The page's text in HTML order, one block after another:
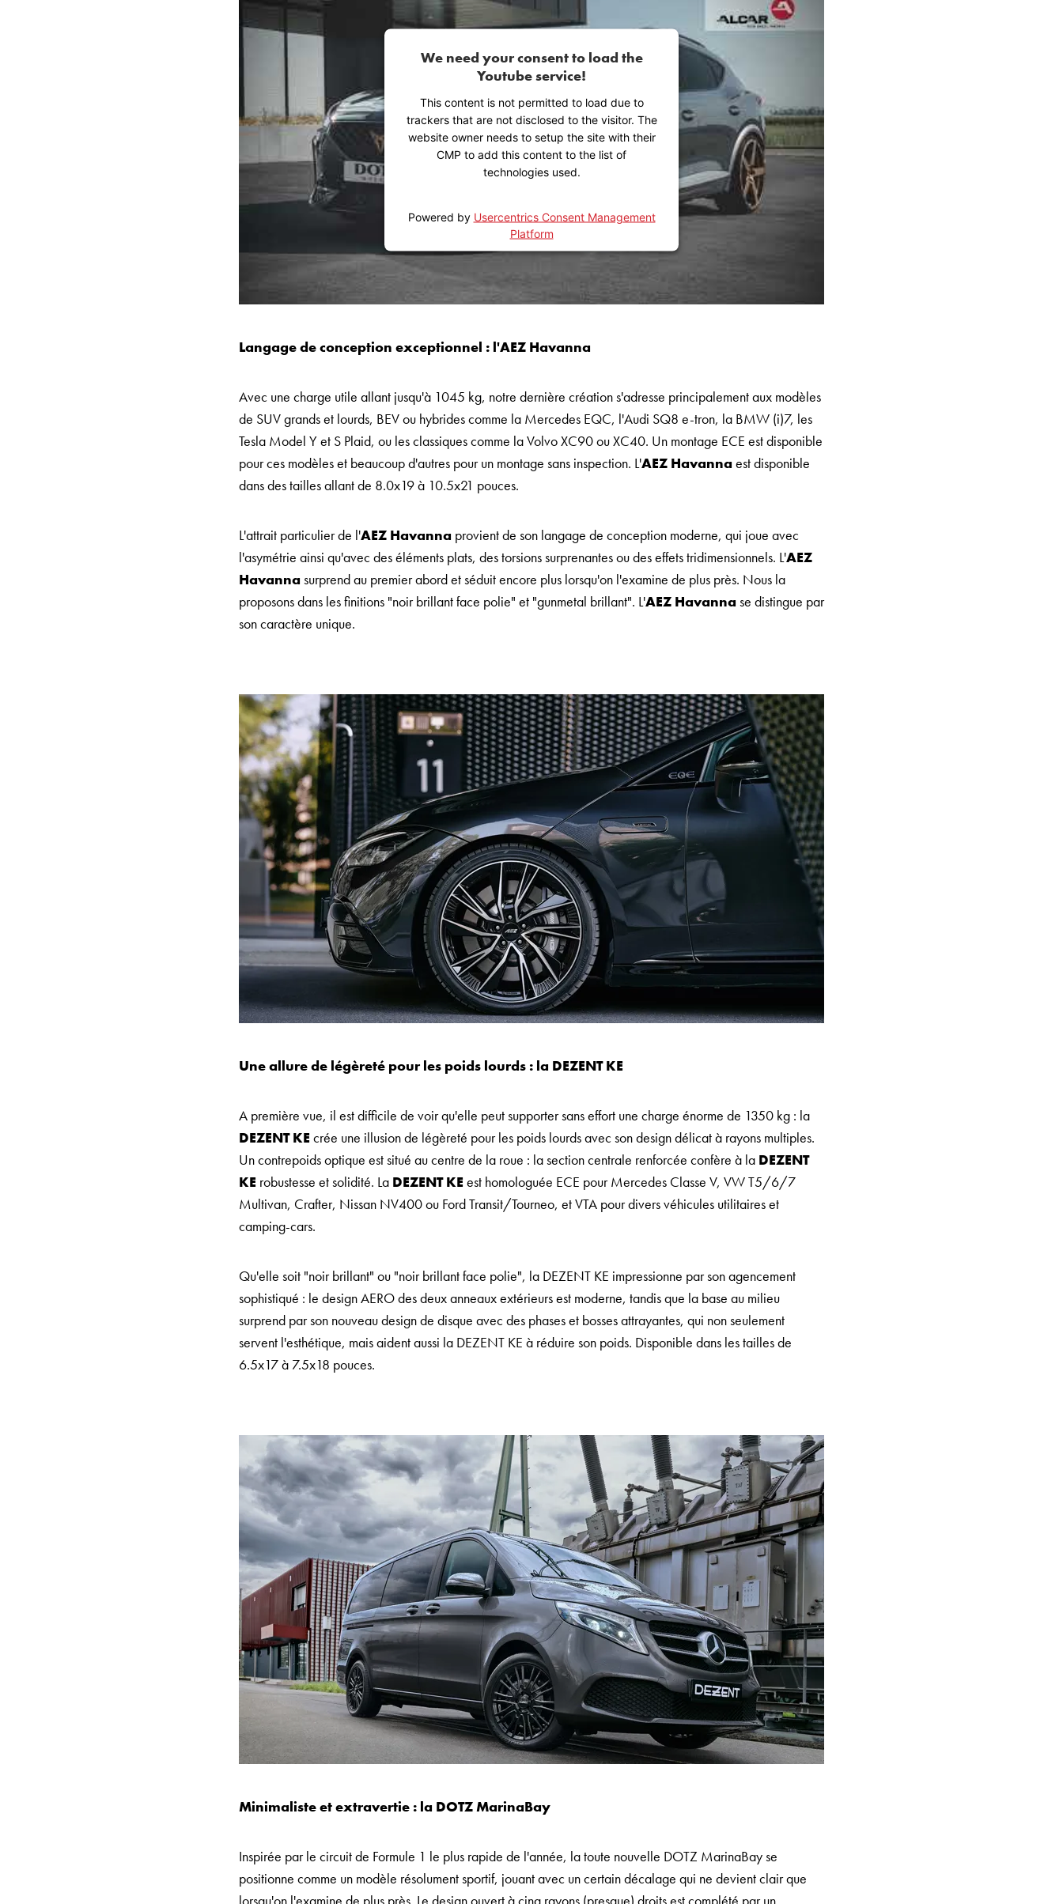
We need your consent to load the
Youtube service!
This content is not permitted to load due to
trackers that are not disclosed to the visitor. The
website owner needs to setup the site with their
CMP to add this content to the list of
technologies used.
Powered by Usercentrics Consent Management
Platform
Langage de conception exceptionnel : l'AEZ Havanna
Avec une charge utile allant jusqu'à 1045 kg, notre dernière création s'adresse principalement aux modèles
de SUV grands et lourds, BEV ou hybrides comme la Mercedes EQC, l'Audi SQ8 e-tron, la BMW (i)7, les
Tesla Model Y et S Plaid, ou les classiques comme la Volvo XC90 ou XC40. Un montage ECE est disponible
pour ces modèles et beaucoup d'autres pour un montage sans inspection. L'AEZ Havannaest disponible
dans des tailles allant de 8.0x19 à 10.5x21 pouces.
L'attrait particulier de l'AEZ Havanna provient de son langage de conception moderne, qui joue avec
l'asymétrie ainsi qu'avec des éléments plats, des torsions surprenantes ou des effets tridimensionnels. L'AEZ
Havannasurprend au premier abord et séduit encore plus lorsqu'on l'examine de plus près. Nous la
proposons dans les finitions "noir brillant face polie" et "gunmetal brillant". L'AEZ Havannase distingue par
son caractère unique.
Une allure de légèreté pour les poids lourds : la DEZENT KE
A première vue, il est difficile de voir qu'elle peut supporter sans effort une charge énorme de 1350 kg : la
DEZENT KE crée une illusion de légèreté pour les poids lourds avec son design délicat à rayons multiples.
Un contrepoids optique est situé au centre de la roue : la section centrale renforcée confère à la DEZENT
KE robustesse et solidité. La DEZENT KE est homologuée ECE pour Mercedes Classe V, VW T5/6/7
Multivan, Crafter, Nissan NV400 ou Ford Transit/Tourneo, et VTA pour divers véhicules utilitaires et
camping-cars.
Qu'elle soit "noir brillant" ou "noir brillant face polie", la DEZENT KE impressionne par son agencement
sophistiqué : le design AERO des deux anneaux extérieurs est moderne, tandis que la base au milieu
surprend par son nouveau design de disque avec des phases et bosses attrayantes, qui non seulement
servent l'esthétique, mais aident aussi la DEZENT KE à réduire son poids. Disponible dans les tailles de
6.5x17 à 7.5x18 pouces.
Minimaliste et extravertie : la DOTZ MarinaBay
Inspirée par le circuit de Formule 1 le plus rapide de l'année, la toute nouvelle DOTZ MarinaBay se
positionne comme un modèle résolument sportif, jouant avec un certain décalage qui ne devient clair que